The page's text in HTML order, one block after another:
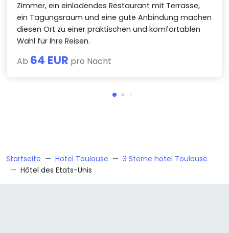
Zimmer, ein einladendes Restaurant mit Terrasse,
ein Tagungsraum und eine gute Anbindung machen
diesen Ort zu einer praktischen und komfortablen
Wahl für Ihre Reisen.
Ab 64 EUR pro Nacht
Startseite Hotel Toulouse
3 Sterne hotel Toulouse
Hôtel des Etats-Unis